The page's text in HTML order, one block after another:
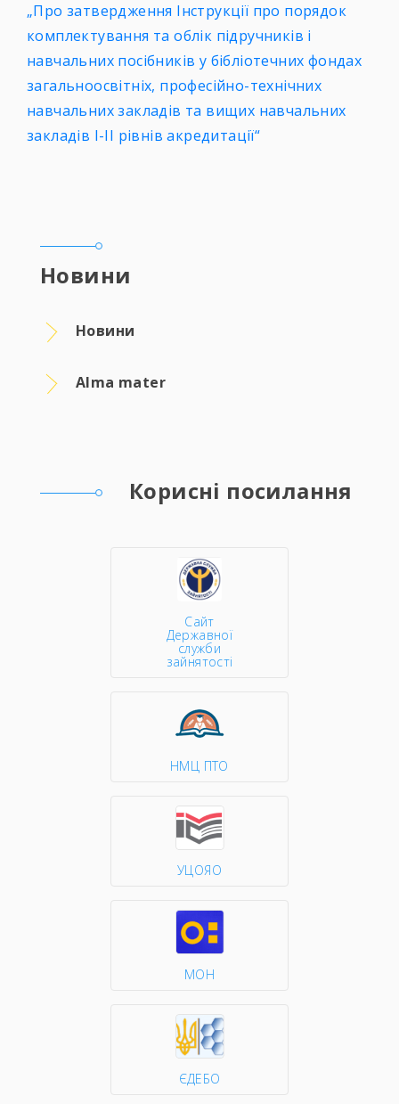
„Про затвердження Інструкції про порядок
комплектування та облік підручників і
навчальних посібників у бібліотечних фондах
загальноосвітніх, професійно-технічних
навчальних закладів та вищих навчальних
закладів І-ІІ рівнів акредитації“
Новини
Новини
Alma mater
Корисні посилання
Сайт
Державної
служби
зайнятості
НМЦ ПТО
УЦОЯО
МОН
ЄДЕБО